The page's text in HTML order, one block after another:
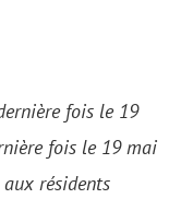
fois le 19
fois le 19 mai
résidents